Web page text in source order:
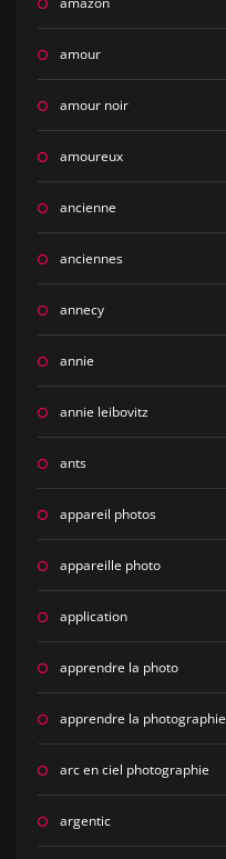
amour
amour noir
amoureux
ancienne
anciennes
annecy
annie
annie leibovitz
ants
appareil photos
appareille photo
application
apprendre la photo
apprendre la photographie
arc en ciel photographie
argentic